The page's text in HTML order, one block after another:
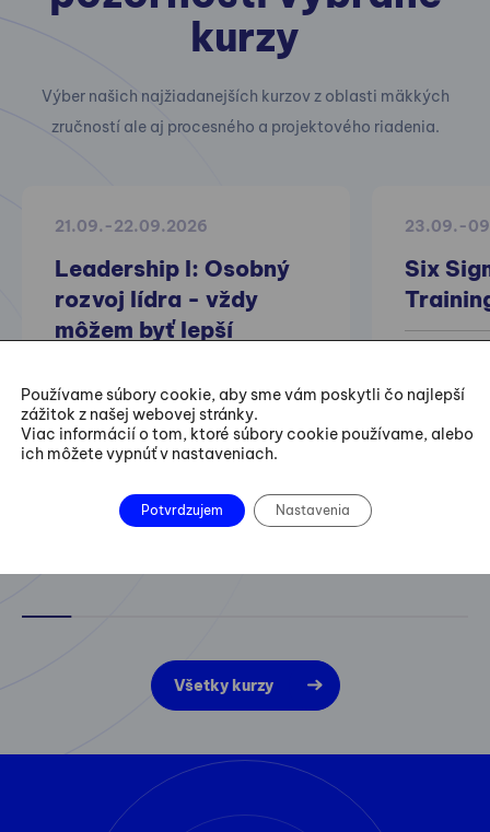
kurzy
Výber našich najžiadanejších kurzov z oblasti mäkkých
zručností ale aj procesného a projektového riadenia.
21.09.-22.09.2026
Leadership I: Osobný
rozvoj lídra - vždy
môžem byť lepší
23.09.-
Six
projektov
Všetky kurzy
Používame súbory cookie, aby sme vám poskytli čo najlepší
zážitok z našej webovej stránky.
Viac informácií o tom, ktoré súbory cookie používame, alebo
ich môžete vypnúť v nastaveniach.
Potvrdzujem Nastavenia